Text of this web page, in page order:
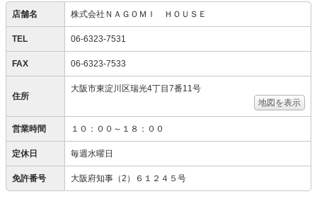
店舗名 株式会社ＮＡＧＯＭＩ ＨＯＵＳＥ
TEL 06-6323-7531
FAX 06-6323-7533
住所
大阪市東淀川区瑞光4丁目7番11号
地図を表示
営業時間 １０：００～１８：００
定休日 毎週水曜日
免許番号 大阪府知事（2）６１２４５号